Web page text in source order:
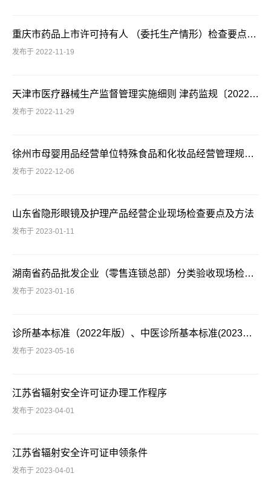
重庆市药品上市许可持有人 （委托生产情形）检查要点（试行）
发布于 2022-11-19
天津市医疗器械生产监督管理实施细则 津药监规〔2022〕8号
发布于 2022-11-29
徐州市母婴用品经营单位特殊食品和化妆品经营管理规范（试行）(徐市监规〔2022〕2号)
发布于 2022-12-06
山东省隐形眼镜及护理产品经营企业现场检查要点及方法
发布于 2023-01-11
湖南省药品批发企业（零售连锁总部）分类验收现场检查标准
发布于 2023-01-16
诊所基本标准（2022年版）、中医诊所基本标准(2023年版)
发布于 2023-05-16
江苏省辐射安全许可证办理工作程序
发布于 2023-04-01
江苏省辐射安全许可证申领条件
发布于 2023-04-01